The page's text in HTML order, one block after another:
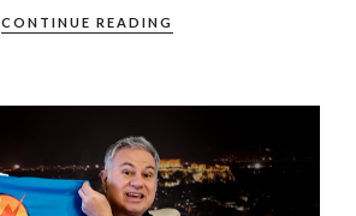
CONTINUE READING